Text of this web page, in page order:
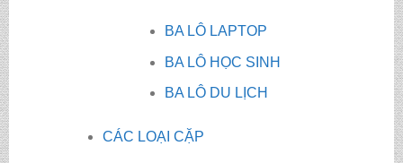
BA LÔ LAPTOP
BA LÔ HỌC SINH
BA LÔ DU LỊCH
CÁC LOẠI CẶP